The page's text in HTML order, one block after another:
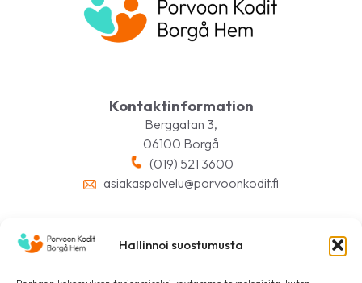
Hallinnoi suostumusta
Kontaktinformation
Berggatan 3,
06100 Borgå
(019) 521 3600
asiakaspalvelu@porvoonkodit.fi